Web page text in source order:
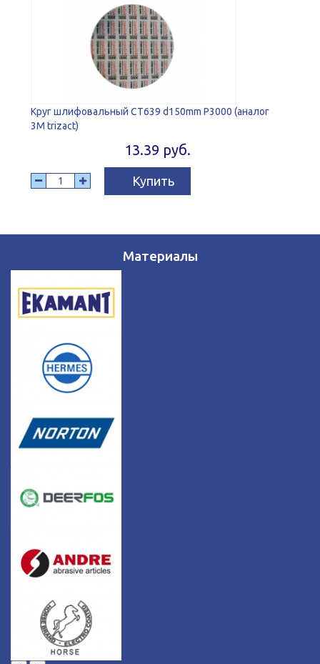
Круг шлифовальный CT639 d150mm P3000 (аналог
3M trizact)
13.39 руб.
Купить
Материалы